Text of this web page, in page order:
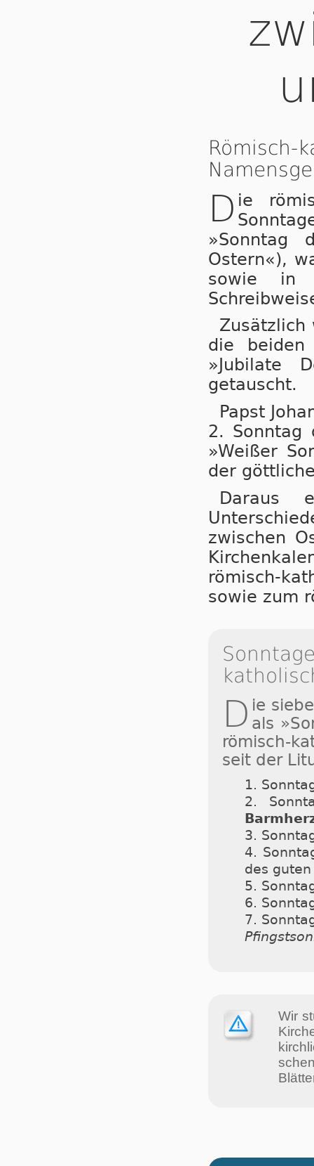
Römisch-
D ie
»Sonntag
Ostern«),
sowie in
Zusätzlich
die beiden
»Jubilate
getauscht.
Papst
2. Sonntag
»Weißer
der
Daraus
zwischen
römisch-
sowie zum
D ie
als
römisch-
seit der
1.
2.
3.
4.
des
5.
6.
7.
Wir